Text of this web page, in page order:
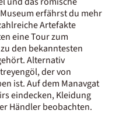
erfährst du mehr
Artefakte
eine Tour zum
den bekanntesten
Alternativ
der von
ist. Auf dem Manavgat
eindecken, Kleidung
Händler beobachten.